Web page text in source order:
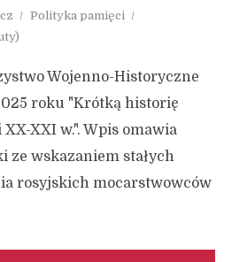
Polityka pamięci
Wojenno-Historyczne
roku "Krótką historię
XXI w.". Wpis omawia
ze wskazaniem stałych
rosyjskich mocarstwowców